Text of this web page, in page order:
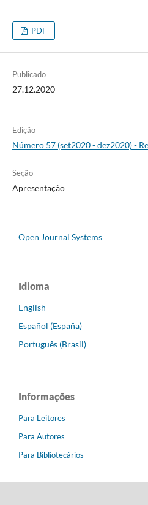
PDF
Publicado
27.12.2020
Edição
Número 57 (set2020 - dez2020) -
Seção
Apresentação
Open Journal Systems
Idioma
English
Español (España)
Português (Brasil)
Informações
Para Leitores
Para Autores
Para Bibliotecários